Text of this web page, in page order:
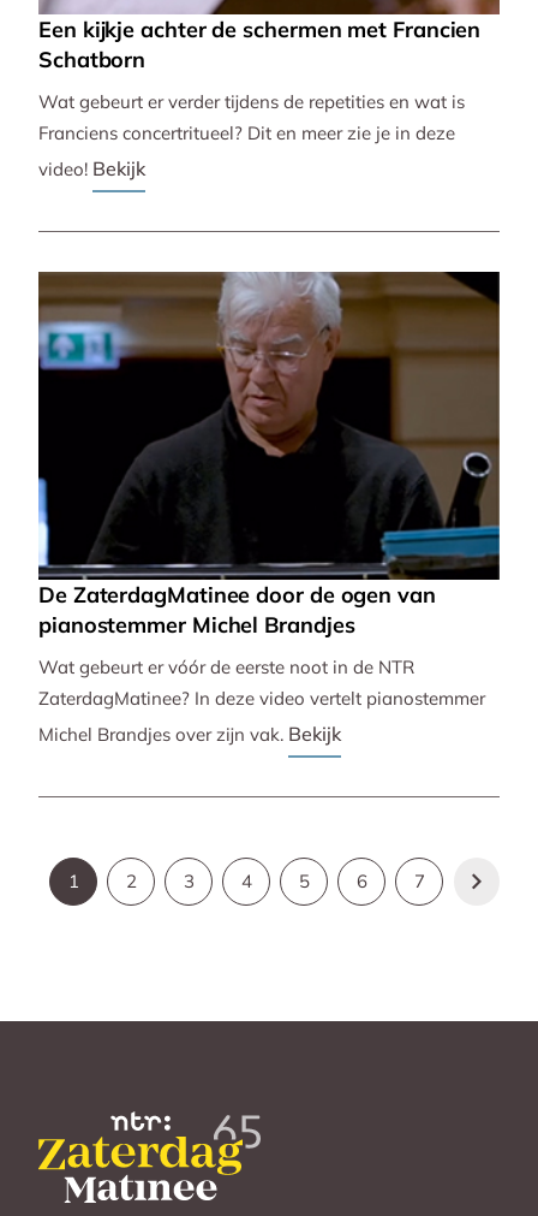
Een kijkje achter de schermen met Francien
Schatborn
Wat gebeurt er verder tijdens de repetities en wat is
Franciens concertritueel? Dit en meer zie je in deze
video! Bekijk
De ZaterdagMatinee door de ogen van
pianostemmer Michel Brandjes
Wat gebeurt er vóór de eerste noot in de NTR
ZaterdagMatinee? In deze video vertelt pianostemmer
Michel Brandjes over zijn vak. Bekijk
1 2 3 4 5 6 7